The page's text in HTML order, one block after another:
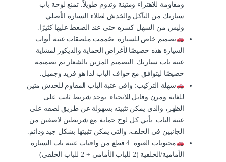
ومقاومة للاهتراء ومتينة وتدوم طويلاً. تمنع لوحة باب
سيارتك من التآكل والخدش لطلاء السيارة الأصلي.
وليس من السهل كسره حتى عند الضغط عليها كثيرًا.
تصميم خاص للسيارة: صُممت ملصقات عتبة أبواب
السيارة هذه خصيصًا لأغراض الحماية والديكور لمشاية
عتبة باب سيارتك. التصميم المزين بالشعار تم تصميمه
خصيصًا ليتوافق مع حواف الباب لذا هو فريد وجميل.
سهلة التركيب: واقي عتبة الباب المقاوم للخدش متين
للغاية ومرن وقابل للانحناء. يوجد شريط ثابت على
الظهر، والذي يمكن تثبيته بسهولة عن طريق لصقه على
عتبة الباب. يأتي كل لوح حماية مع شريطين لاصقين من
الجانبين في الخلف، والتي يمكن تثبيتها بشكل جيد ودائم.
محتويات العبوة: 4 قطع من واقيات عتبة باب السيارة
الأمامية/الخلفية (2 للباب الأمامي + 2 للباب الخلفي)